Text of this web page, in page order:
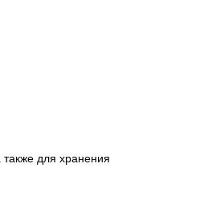
для хранения